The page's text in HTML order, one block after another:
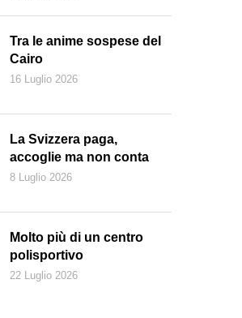
Tra le anime sospese del
Cairo
16 Luglio 2026
La Svizzera paga,
accoglie ma non conta
8 Luglio 2026
Molto più di un centro
polisportivo
22 Luglio 2026